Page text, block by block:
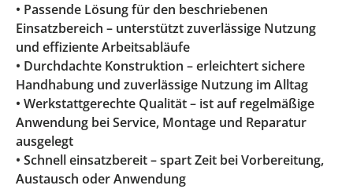
• Passende Lösung für den beschriebenen
Einsatzbereich – unterstützt zuverlässige Nutzung
und effiziente Arbeitsabläufe
• Durchdachte Konstruktion – erleichtert sichere
Handhabung und zuverlässige Nutzung im Alltag
• Werkstattgerechte Qualität – ist auf regelmäßige
Anwendung bei Service, Montage und Reparatur
ausgelegt
• Schnell einsatzbereit – spart Zeit bei Vorbereitung,
Austausch oder Anwendung